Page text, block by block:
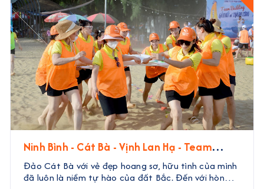
Ninh Bình - Cát Bà - Vịnh Lan Hạ - Team
Building | 3 Ngày 2 Đêm
Đảo Cát Bà với vẻ đẹp hoang sơ, hữu tình của mình
đã luôn là niềm tự hào của đất Bắc. Đến với hòn